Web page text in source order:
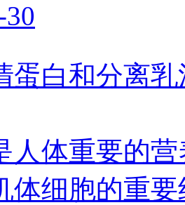
蛋白和分离
人体重要的
体细胞的重